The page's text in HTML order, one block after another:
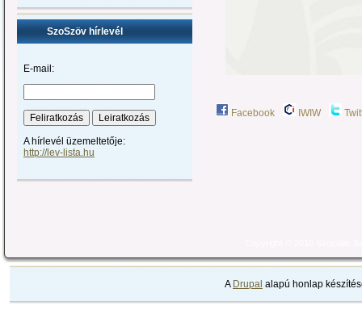
SzoSzöv hírlevél
E-mail:
A hírlevél üzemeltetője:
http://lev-lista.hu
Facebook IWIW
A Drupal alapú honlap